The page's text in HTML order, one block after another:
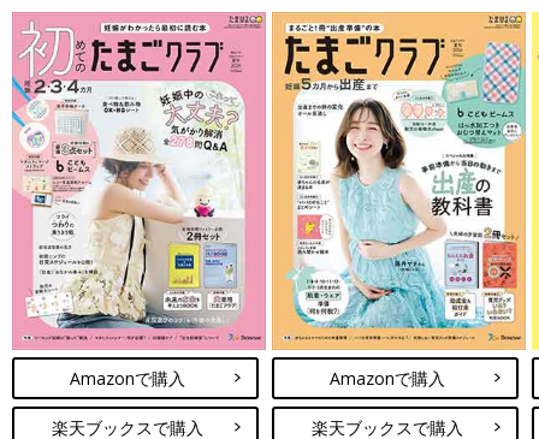
まず夜間断乳を実践するにあたって、夫に夜間断乳について説明
しました。
神経質で少しの物音で起きてしまうような夫なので寝れないこと
で仕事に影響するのでは…と思い、寝室は元々別にしてはいまし
たが、泣き声がすごいかもしれないことを伝えました。
夫に納得してもらい、そして夫に宣言することでやるしかない状
況を作り、さっそく夜間断乳を実践してみることに！
寝かしつけ方法としては前々からネットで調べていたもの、試し
てみて効果があった方法を4つ用意しました。
Amazonで購入
楽天ブックスで購入
Amazonで購入
楽天ブックスで購入